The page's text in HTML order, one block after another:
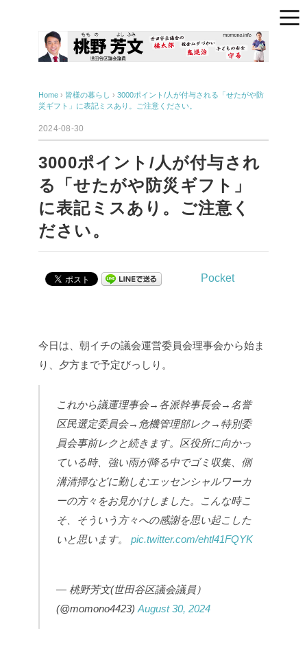
Home › 皆様の暮らし › 3000ポイント/人が付与される「せたがや防
災ギフト」に表記ミスあり。ご注意ください。
2024-08-30
3000ポイント/人が付与され
る「せたがや防災ギフト」
に表記ミスあり。ご注意く
ださい。
Pocket
今日は、朝イチの議会運営委員会理事会から始ま
り、夕方まで予定びっしり。
これから議運理事会→各派幹事長会→名誉
区民選定委員会→危機管理部レク→特別委
員会事前レクと続きます。区役所に向かっ
ている時、強い雨が降る中でゴミ収集、側
溝清掃などに勤しむエッセンシャルワーカ
ーの方々をお見かけしました。こんな時こ
そ、そういう方々への感謝を思い起こした
いと思います。 pic.twitter.com/ehtl41FQYK
— 桃野芳文(世田谷区議会議員）
(@momono4423)August 30, 2024